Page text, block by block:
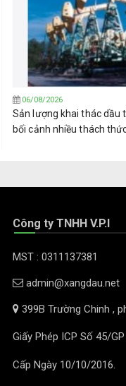
06/08/2026
Sản lượng khai thác dầu
bối cảnh nhiều thách
Công ty TNHH V.P.I
MST : 0311137381
admin@xangdau.net
399B Trường Chinh ,
Giấy Phép ICP Số 45/
Cấp Ngày 10/10/2016.